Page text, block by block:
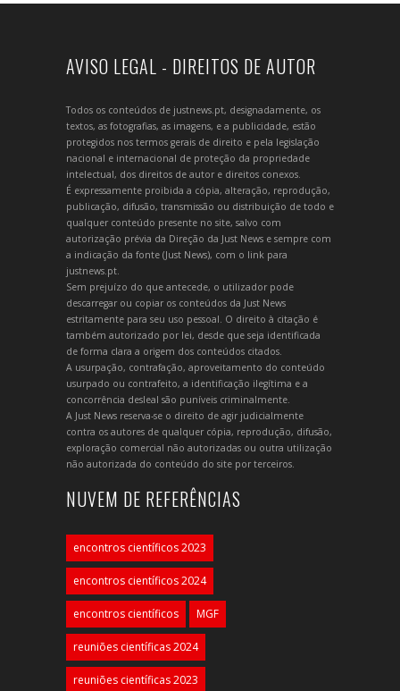
AVISO LEGAL - DIREITOS DE AUTOR
Todos os conteúdos de justnews.pt, designadamente, os
textos, as fotografias, as imagens, e a publicidade, estão
protegidos nos termos gerais de direito e pela legislação
nacional e internacional de proteção da propriedade
intelectual, dos direitos de autor e direitos conexos.
É expressamente proibida a cópia, alteração, reprodução,
publicação, difusão, transmissão ou distribuição de todo e
qualquer conteúdo presente no site, salvo com
autorização prévia da Direção da Just News e sempre com
a indicação da fonte (Just News), com o link para
justnews.pt.
Sem prejuízo do que antecede, o utilizador pode
descarregar ou copiar os conteúdos da Just News
estritamente para seu uso pessoal. O direito à citação é
também autorizado por lei, desde que seja identificada
de forma clara a origem dos conteúdos citados.
A usurpação, contrafação, aproveitamento do conteúdo
usurpado ou contrafeito, a identificação ilegítima e a
concorrência desleal são puníveis criminalmente.
A Just News reserva-se o direito de agir judicialmente
contra os autores de qualquer cópia, reprodução, difusão,
exploração comercial não autorizadas ou outra utilização
não autorizada do conteúdo do site por terceiros.
NUVEM DE REFERÊNCIAS
encontros científicos 2023
encontros científicos 2024
encontros científicos MGF
reuniões científicas 2024
reuniões científicas 2023